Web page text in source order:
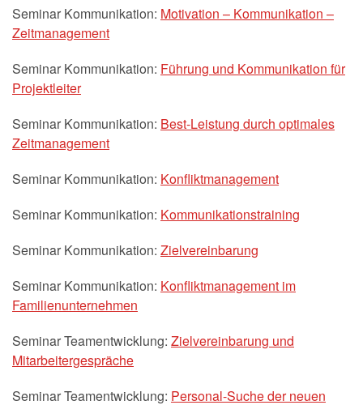
Seminar Kommunikation: Motivation – Kommunikation –
Zeitmanagement
Seminar Kommunikation: Führung und Kommunikation für
Projektleiter
Seminar Kommunikation: Best-Leistung durch optimales
Zeitmanagement
Seminar Kommunikation: Konfliktmanagement
Seminar Kommunikation: Kommunikationstraining
Seminar Kommunikation: Zielvereinbarung
Seminar Kommunikation: Konfliktmanagement im
Familienunternehmen
Seminar Teamentwicklung: Zielvereinbarung und
Mitarbeitergespräche
Seminar Teamentwicklung: Personal-Suche der neuen